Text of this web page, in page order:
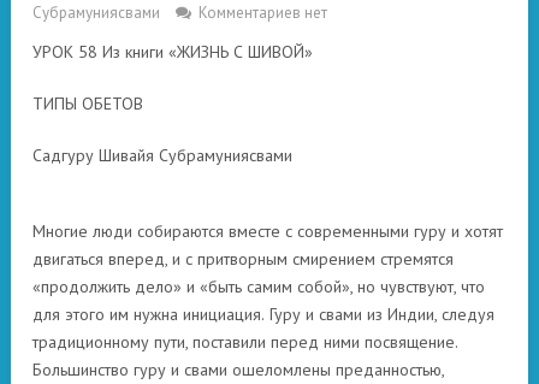
Субрамуниясвами
Комментариев нет
УРОК 58 Из книги «ЖИЗНЬ С ШИВОЙ»
ТИПЫ ОБЕТОВ
Садгуру Шивайя Субрамуниясвами
Многие люди собираются вместе с современными гуру и хотят
двигаться вперед, и с притворным смирением стремятся
«продолжить дело» и «быть самим собой», но чувствуют, что
для этого им нужна инициация. Гуру и свами из Индии, следуя
традиционному пути, поставили перед ними посвящение.
Большинство гуру и свами ошеломлены преданностью,